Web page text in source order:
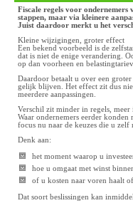
Fiscale regels voor
stappen, maar via kleinere
Juist daardoor merkt u het
Kleine wijzigingen, groter effect
Een bekend voorbeeld is de
dat is niet de enige verandering.
op dan voorheen en
Daardoor betaalt u over een
gelijk blijven. Het effect zit dus
meerdere aanpassingen.
Verschil zit minder in regels, meer
Waar ondernemers eerder
focus nu naar de keuzes die u zelf
Denk aan:
het moment waarop u
hoe u omgaat met winst
of u kosten naar voren haalt
Dat soort beslissingen kan